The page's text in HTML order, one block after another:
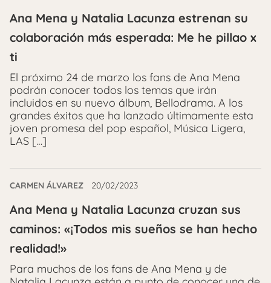
Ana Mena y Natalia Lacunza estrenan su
colaboración más esperada: Me he pillao x
ti
El próximo 24 de marzo los fans de Ana Mena
podrán conocer todos los temas que irán
incluidos en su nuevo álbum, Bellodrama. A los
grandes éxitos que ha lanzado últimamente esta
joven promesa del pop español, Música Ligera,
LAS […]
CARMEN ÁLVAREZ 20/02/2023
Ana Mena y Natalia Lacunza cruzan sus
caminos: «¡Todos mis sueños se han hecho
realidad!»
Para muchos de los fans de Ana Mena y de